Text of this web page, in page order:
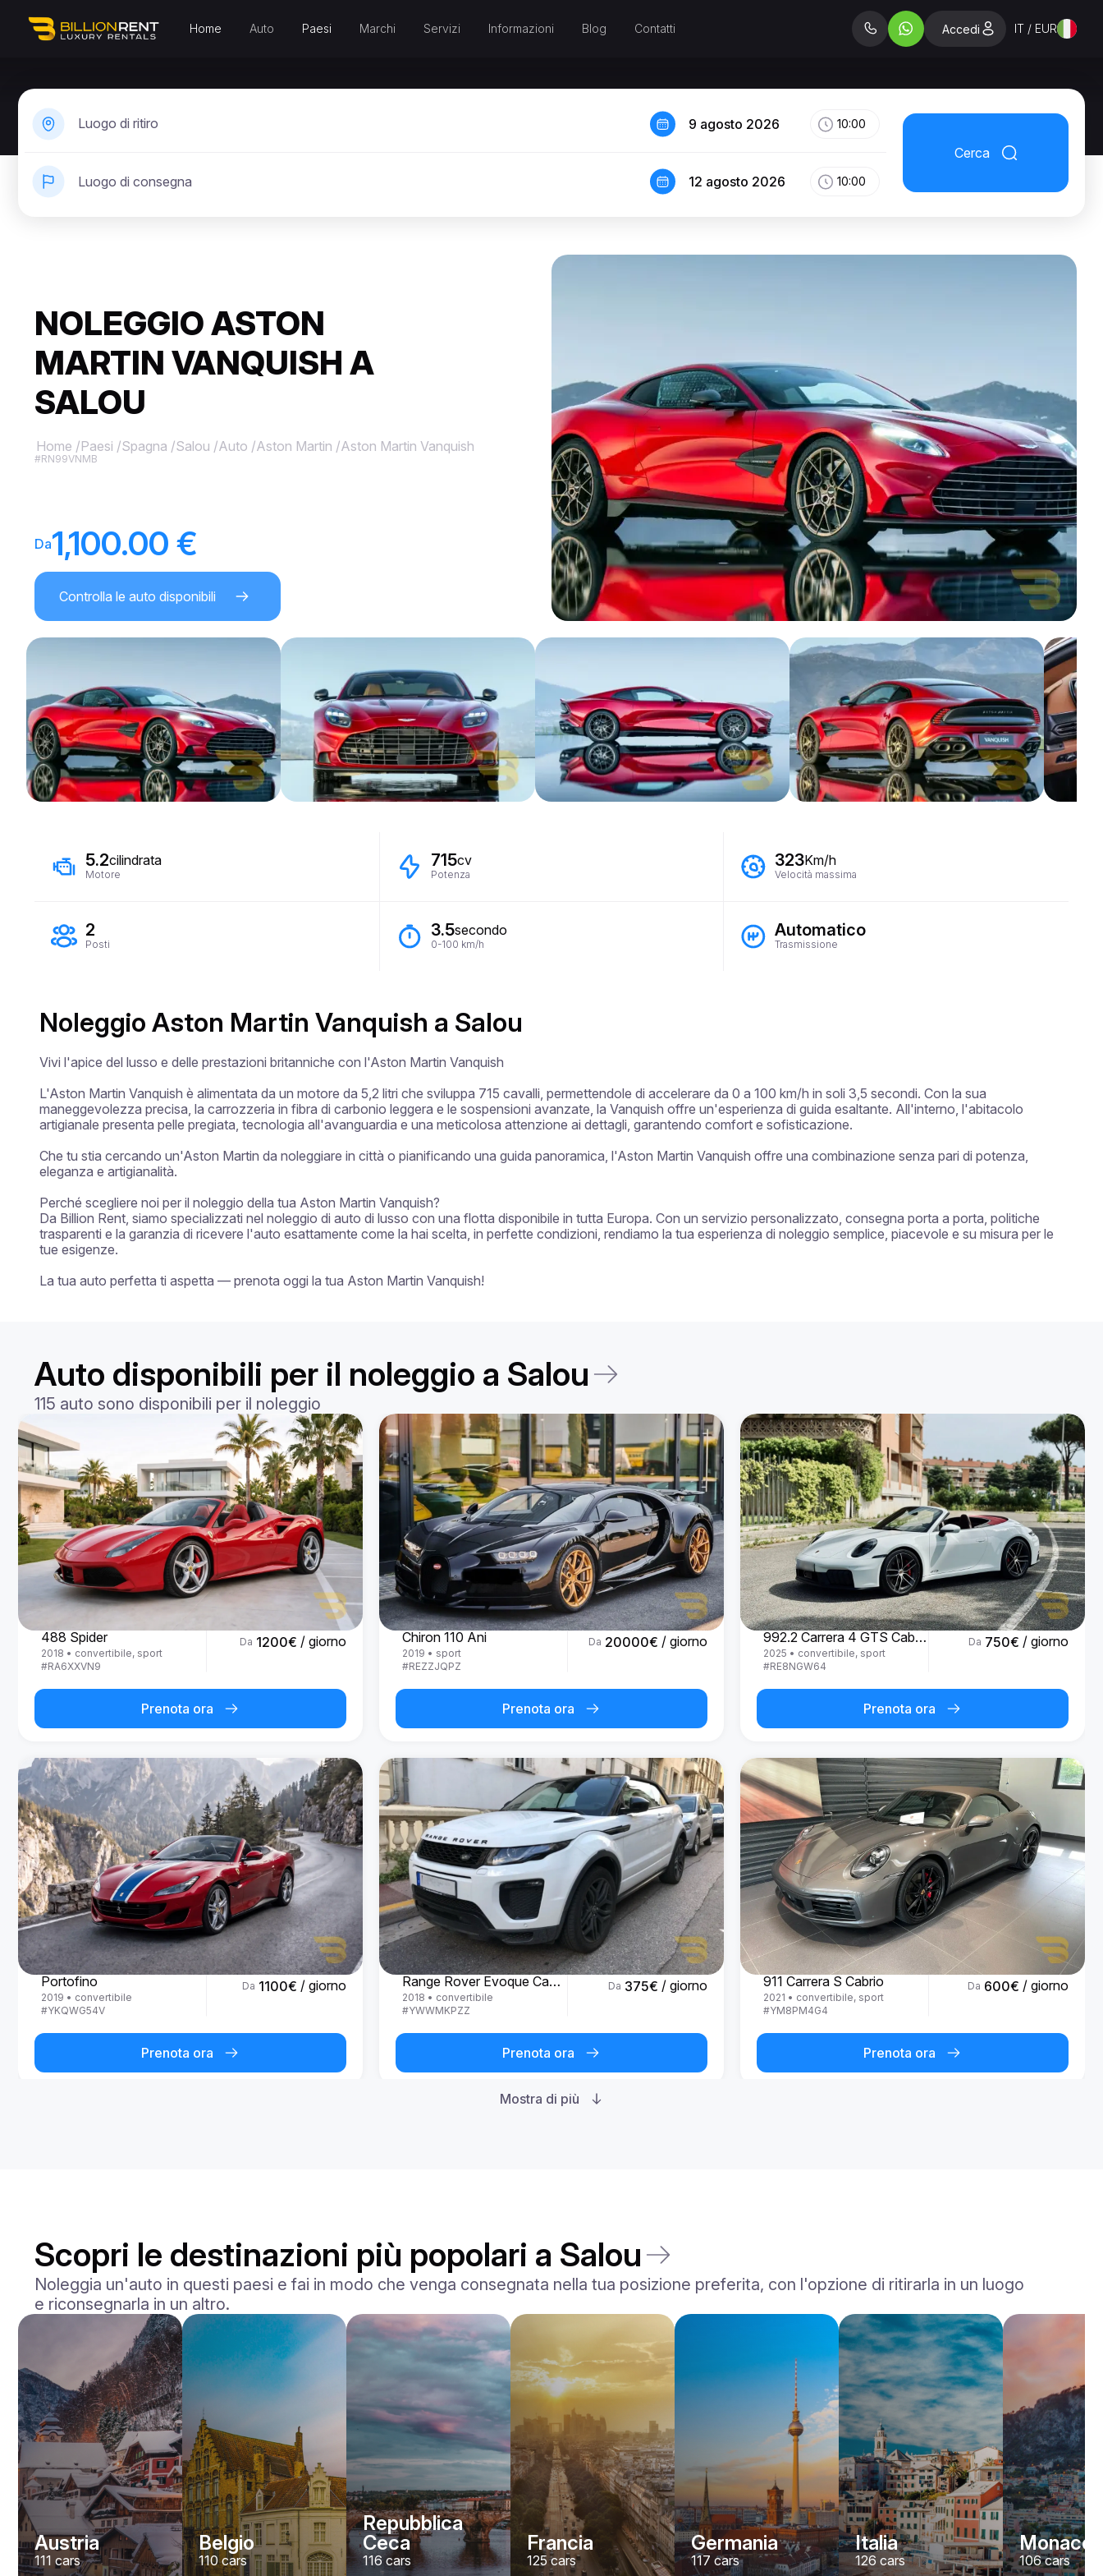
Home Auto Paesi Marchi Servizi Informazioni Blog Contatti Accedi IT / EUR
Luogo di ritiro
Luogo di consegna
9 agosto 2026 10:00
12 agosto 2026 10:00
Cerca
NOLEGGIO ASTON
MARTIN VANQUISH A
SALOU
Home /Paesi /Spagna /Salou /Auto /Aston Martin /Aston Martin Vanquish
#RN99VNMB
Da1,100.00 €
Controlla le auto disponibili
5.2cilindrata
Motore
715cv
Potenza
323Km/h
Velocità massima
2
Posti
3.5secondo
0-100 km/h
Automatico
Trasmissione
Noleggio Aston Martin Vanquish a Salou
Vivi l'apice del lusso e delle prestazioni britanniche con l'Aston Martin Vanquish
L'Aston Martin Vanquish è alimentata da un motore da 5,2 litri che sviluppa 715 cavalli, permettendole di accelerare da 0 a 100 km/h in soli 3,5 secondi. Con la sua
maneggevolezza precisa, la carrozzeria in fibra di carbonio leggera e le sospensioni avanzate, la Vanquish offre un'esperienza di guida esaltante. All'interno, l'abitacolo
artigianale presenta pelle pregiata, tecnologia all'avanguardia e una meticolosa attenzione ai dettagli, garantendo comfort e sofisticazione.
Che tu stia cercando un'Aston Martin da noleggiare in città o pianificando una guida panoramica, l'Aston Martin Vanquish offre una combinazione senza pari di potenza,
eleganza e artigianalità.
Perché scegliere noi per il noleggio della tua Aston Martin Vanquish?
Da Billion Rent, siamo specializzati nel noleggio di auto di lusso con una flotta disponibile in tutta Europa. Con un servizio personalizzato, consegna porta a porta, politiche
trasparenti e la garanzia di ricevere l'auto esattamente come la hai scelta, in perfette condizioni, rendiamo la tua esperienza di noleggio semplice, piacevole e su misura per le
tue esigenze.
La tua auto perfetta ti aspetta — prenota oggi la tua Aston Martin Vanquish!
Auto disponibili per il noleggio a Salou
115 auto sono disponibili per il noleggio
488 Spider
2018 • convertibile, sport
#RA6XXVN9
Da 1200€ / giorno
Prenota ora
Bugatti
Chiron 110 Ani
2019 • sport
#REZZJQPZ
Da 20000€ / giorno
Prenota ora
Porsche
992.2 Carrera 4 GTS Cabrio '25
2025 • convertibile, sport
#RE8NGW64
Da 750€ / giorno
Prenota ora
Ferrari
Portofino
2019 • convertibile
#YKQWG54V
Da 1100€ / giorno
Prenota ora
Land Rover
Range Rover Evoque Cabrio
2018 • convertibile
#YWWMKPZZ
Da 375€ / giorno
Prenota ora
Porsche
911 Carrera S Cabrio
2021 • convertibile, sport
#YM8PM4G4
Da 600€ / giorno
Prenota ora
Mercedes Benz
Maybach S-klasse 580
Da 750€ / giorno
Prenota ora
F8 Spider
2022
convertibile, sport
1500 / giorno
Prenota ora
convertibile
YJPXZKDA
Da 2200
Prenota ora
Mostra di più
Scopri le destinazioni più popolari a Salou
Noleggia un'auto in questi paesi e fai in modo che venga consegnata nella tua posizione preferita, con l'opzione di ritirarla in un luogo
e riconsegnarla in un altro.
Austria
111 cars
Belgio
110cars
Repubblica
Ceca
116cars
Francia
125cars
Germania
117 cars
Italia
126 cars
Monaco
106cars